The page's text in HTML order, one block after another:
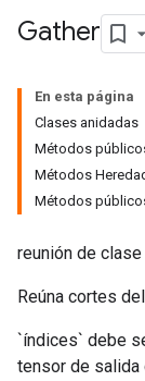
Gather
En esta página
Clases anidadas
Métodos
Métodos
Métodos
reunión de
Reúna cortes
`índices` debe
tensor de salida